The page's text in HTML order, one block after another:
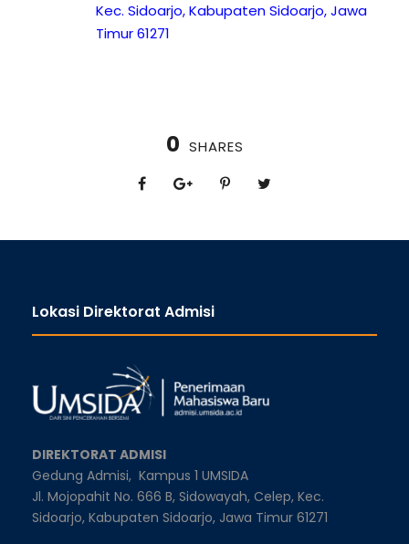
Kec. Sidoarjo, Kabupaten Sidoarjo, Jawa
Timur 61271
0 SHARES
Lokasi Direktorat Admisi
DIREKTORAT ADMISI
Gedung Admisi, Kampus 1 UMSIDA
Jl. Mojopahit No. 666 B, Sidowayah, Celep, Kec.
Sidoarjo, Kabupaten Sidoarjo, Jawa Timur 61271